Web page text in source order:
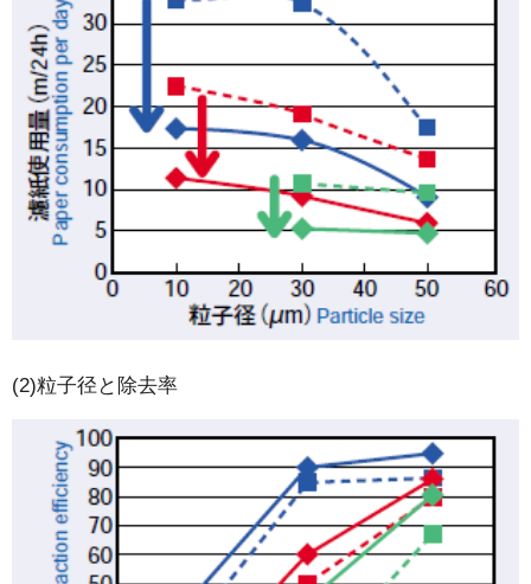
(2)粒子径と除去率